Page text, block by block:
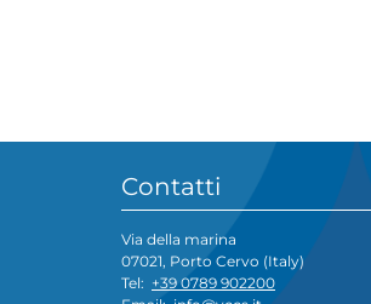
Contatti
Via della marina
07021, Porto Cervo (Italy)
Tel: +39 0789 902200